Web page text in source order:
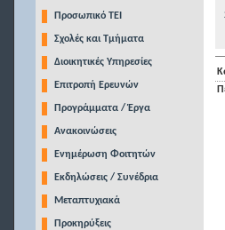
Προσωπικό ΤΕΙ
Σχολές και Τμήματα
Διοικητικές Υπηρεσίες
Επιτροπή Ερευνών
Προγράμματα / Έργα
Ανακοινώσεις
Ενημέρωση Φοιτητών
Εκδηλώσεις / Συνέδρια
Μεταπτυχιακά
Προκηρύξεις